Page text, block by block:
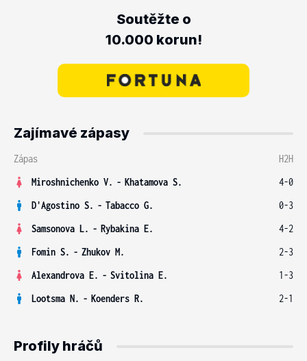
Soutěžte o
10.000 korun!
Zajímavé zápasy
Zápas
H2H
Miroshnichenko V. - Khatamova S.
4-0
D'Agostino S. - Tabacco G.
0-3
Samsonova L. - Rybakina E.
4-2
Fomin S. - Zhukov M.
2-3
Alexandrova E. - Svitolina E.
1-3
Lootsma N. - Koenders R. 2-1
Profily hráčů